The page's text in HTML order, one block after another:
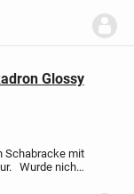
17"
Glossy
Schabracke mit
Wurde nicht
geht geputzt.